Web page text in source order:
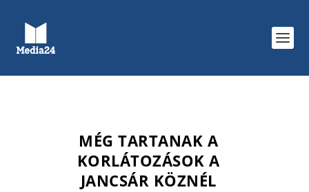
MÉG TARTANAK A
KORLÁTOZÁSOK A
JANCSÁR KÖZNÉL